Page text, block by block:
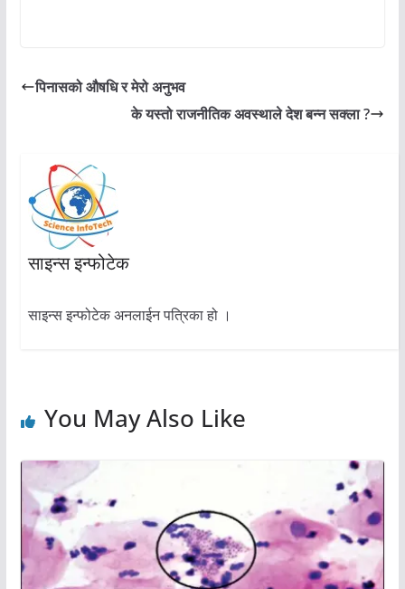
पिनासको औषधि र मेरो अनुभव
के यस्तो राजनीतिक अवस्थाले देश बन्न सक्ला ?
साइन्स इन्फोटेक
साइन्स इन्फोटेक अनलाईन पत्रिका हो ।
You May Also Like